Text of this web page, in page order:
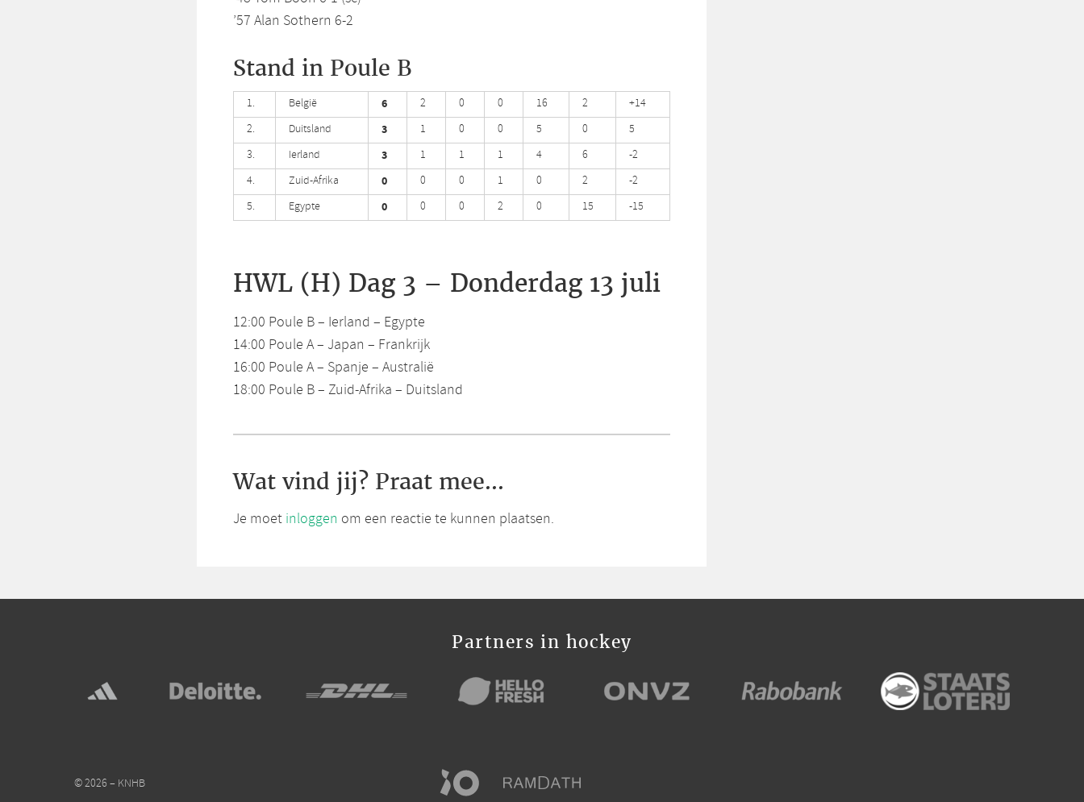
’57 Alan Sothern 6-2
Stand in Poule B
1. België 6 2 0 0 16 2
+14
2.
Duitsland 3 1 0 0 5 0
5
3.
Ierland 3 1 1 1 4 6
-2
4.
Zuid-Afrika 0 0 0 1 0 2
-2
5.
Egypte 0 0 0 2 0 15 -15
HWL (H) Dag 3 – Donderdag 13 juli
12:00 Poule B – Ierland – Egypte
14:00 Poule A – Japan – Frankrijk
16:00 Poule A – Spanje – Australië
18:00 Poule B – Zuid-Afrika – Duitsland
Wat vind jij? Praat mee...
Je moet inloggen om een reactie te kunnen plaatsen.
Partners in hockey
© 2026 – KNHB